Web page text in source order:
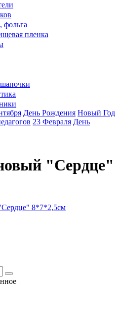
фольга
пленка
День Рождения Новый Год
23 Февраля День
"Сердце"